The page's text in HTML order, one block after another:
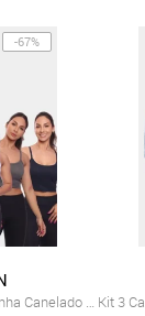
-67%
Kit 5 Top Cropped Alcinha Canelado Femin...